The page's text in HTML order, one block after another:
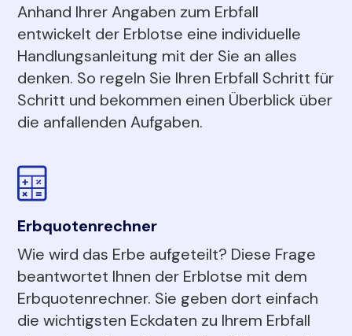
Anhand Ihrer Angaben zum Erbfall
entwickelt der Erblotse eine individuelle
Handlungsanleitung mit der Sie an alles
denken. So regeln Sie Ihren Erbfall Schritt für
Schritt und bekommen einen Überblick über
die anfallenden Aufgaben.
Erbquotenrechner
Wie wird das Erbe aufgeteilt? Diese Frage
beantwortet Ihnen der Erblotse mit dem
Erbquotenrechner. Sie geben dort einfach
die wichtigsten Eckdaten zu Ihrem Erbfall